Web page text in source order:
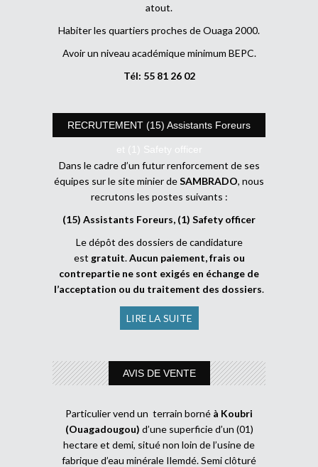
atout.
Habiter les quartiers proches de Ouaga 2000.
Avoir un niveau académique minimum BEPC.
Tél: 55 81 26 02
RECRUTEMENT (15) Assistants Foreurs
et (1) Safety officer
Dans le cadre d’un futur renforcement de ses
équipes sur le site minier deSAMBRADO, nous
recrutons les postes suivants :
(15) Assistants Foreurs, (1) Safety officer
Le dépôt des dossiers de candidature
est gratuit.Aucun paiement, frais ou
contrepartie ne sont exigés en échange de
l’acceptation ou du traitement des dossiers.
LIRE LA SUITE
AVIS DE VENTE
Particulier vend un terrain borné à Koubri
(Ouagadougou) d’une superficie d’un (01)
hectare et demi, situé non loin de l’usine de
fabrique d’eau minérale Ilemdé. Semi clôturé